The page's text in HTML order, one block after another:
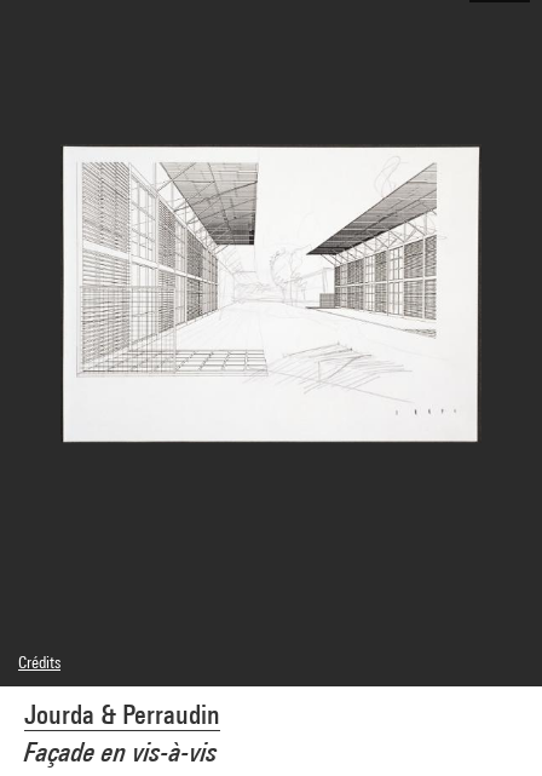
Jourda & Perraudin
Façade en vis-à-vis
Crédits
© droits réservés
Crédit photographique : Centre Pompidou, MNAM-CCI/Jean-Claude Planchet/Dist.
GrandPalaisRmn
Réf. image : 4R13747 [1998 CX 3160]